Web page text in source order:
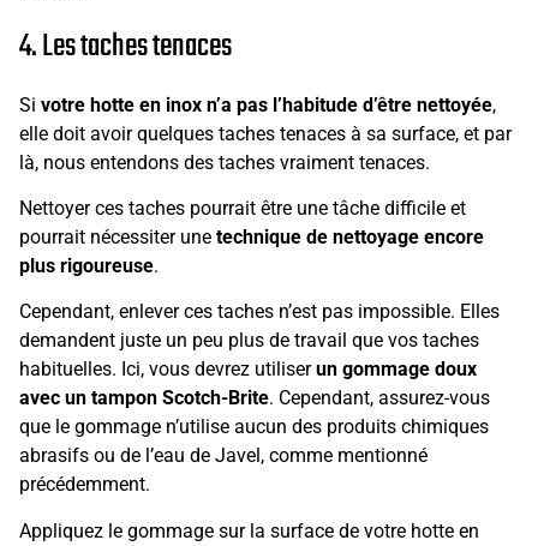
4. Les taches tenaces
Si votre hotte en inox n’a pas l’habitude d’être nettoyée,
elle doit avoir quelques taches tenaces à sa surface, et par
là, nous entendons des taches vraiment tenaces.
Nettoyer ces taches pourrait être une tâche difficile et
pourrait nécessiter une technique de nettoyage encore
plus rigoureuse.
Cependant, enlever ces taches n’est pas impossible. Elles
demandent juste un peu plus de travail que vos taches
habituelles. Ici, vous devrez utiliserun gommage doux
avec un tampon Scotch-Brite. Cependant, assurez-vous
que le gommage n’utilise aucun des produits chimiques
abrasifs ou de l’eau de Javel, comme mentionné
précédemment.
Appliquez le gommage sur la surface de votre hotte en